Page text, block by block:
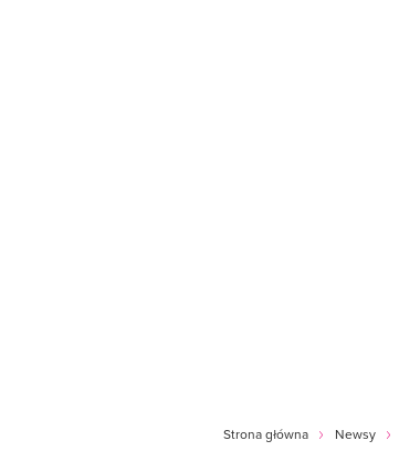
Strona główna Newsy